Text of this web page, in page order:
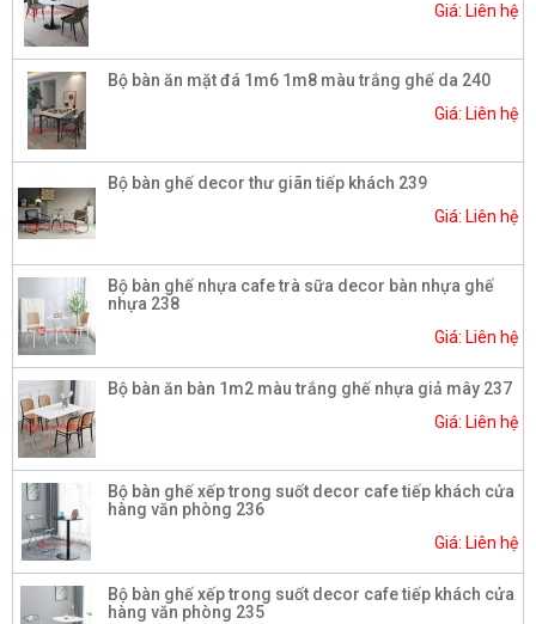
Giá: Liên hệ
Bộ bàn ăn mặt đá 1m6 1m8 màu trắng ghế da 240
Giá: Liên hệ
Bộ bàn ghế decor thư giãn tiếp khách 239
Giá: Liên hệ
Bộ bàn ghế nhựa cafe trà sữa decor bàn nhựa ghế
nhựa 238
Giá: Liên hệ
Bộ bàn ăn bàn 1m2 màu trắng ghế nhựa giả mây 237
Giá: Liên hệ
Bộ bàn ghế xếp trong suốt decor cafe tiếp khách cửa
hàng văn phòng 236
Giá: Liên hệ
Bộ bàn ghế xếp trong suốt decor cafe tiếp khách cửa
hàng văn phòng 235